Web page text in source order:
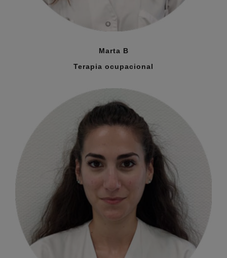
Marta B
Terapia ocupacional